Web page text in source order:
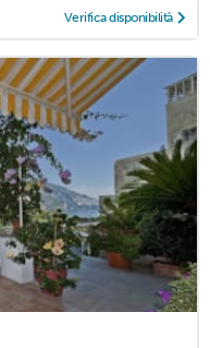
Verifica disponibilità